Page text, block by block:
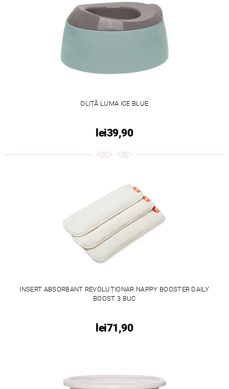
OLIȚĂ LUMA ICE BLUE
lei39,90
INSERT ABSORBANT REVOLUȚIONAR NAPPY BOOSTER DAILY
BOOST 3 BUC
lei71,90